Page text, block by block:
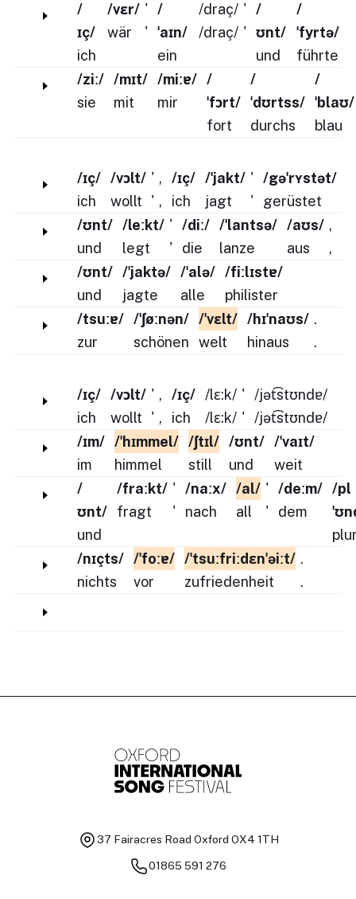
/
ɪç/
ich
/vɛr/
wär
'
'
/
ˈaɪn/
ein
/draç/
/draç/
'
'
/
ʊnt/
und
/
ˈfyrtə/
führte
/ziː/
sie
/mɪt/
mit
/miːɐ/
mir
/
ˈfɔrt/
fort
/
ˈdʊrtss/
durchs
/
ˈblaʊ/
blau
/ɪç/
ich
/vɔlt/
wollt
'
'
,
,
/ɪç/
ich
/ˈjakt/
jagt
'
'
/gəˈrʏstət/
gerüstet
/ʊnt/
und
/leːkt/
legt
'
'
/diː/
die
/ˈlantsə/
lanze
/aʊs/
aus
,
,
/ʊnt/
und
/ˈjaktə/
jagte
/ˈalə/
alle
/fiːlɪstɐ/
philister
/tsuːɐ/
zur
/ˈʃøːnən/
schönen
/ˈvɛlt/
welt
/hɪˈnaʊs/
hinaus
.
.
/ɪç/
ich
/vɔlt/
wollt
'
'
,
,
/ɪç/
ich
/lɛ:k/
/lɛ:k/
'
'
/jət͡stʊndɐ/
/jət͡stʊndɐ/
/ɪm/
im
/ˈhɪmmel/
himmel
/ʃtɪl/
still
/ʊnt/
und
/ˈvaɪt/
weit
/
ʊnt/
und
/fraːkt/
fragt
'
'
/naːx/
nach
/al/
all
'
'
/deːm/
dem
/pl
/nɪçts/
nichts
/ˈfoːɐ/
vor
/ˈtsuːfriːdɛnˈəiːt/
zufriedenheit
.
.
37 Fairacres Road Oxford OX4 1TH
01865 591 276